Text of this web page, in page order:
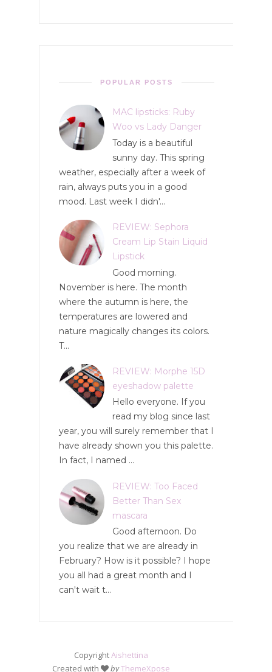
POPULAR POSTS
MAC lipsticks: Ruby
Woo vs Lady Danger
Today is a beautiful
sunny day. This spring
weather, especially after a week of
rain, always puts you in a good
mood. Last week I didn'...
REVIEW: Sephora
Cream Lip Stain Liquid
Lipstick
Good morning.
November is here. The month
where the autumn is here, the
temperatures are lowered and
nature magically changes its colors.
T...
REVIEW: Morphe 15D
eyeshadow palette
Hello everyone. If you
read my blog since last
year, you will surely remember that I
have already shown you this palette.
In fact, I named ...
REVIEW: Too Faced
Better Than Sex
mascara
Good afternoon. Do
you realize that we are already in
February? How is it possible? I hope
you all had a great month and I
can't wait t...
CopyrightAishettina
Created with
byThemeXpose